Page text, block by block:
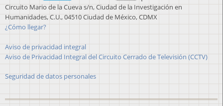
Circuito Mario de la Cueva s/n, Ciudad de la Investigación en
Humanidades, C.U., 04510 Ciudad de México, CDMX
¿Cómo llegar?
Aviso de privacidad integral
Aviso de Privacidad Integral del Circuito Cerrado de Televisión (CCTV)
Seguridad de datos personales